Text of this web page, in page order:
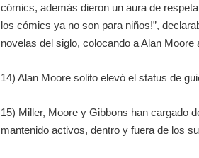
cómics, además dieron un aura de
los cómics ya no son para niños!”,
novelas del siglo, colocando a Alan
14) Alan Moore solito elevó el status de
15) Miller, Moore y Gibbons han cargado
mantenido activos, dentro y fuera de los